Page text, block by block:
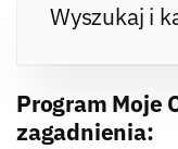
Wyszukaj i
Program Moje
zagadnienia: